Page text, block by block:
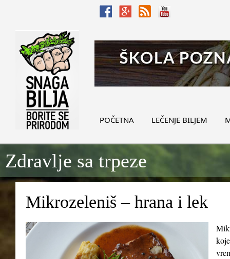
POČETNA LEČENJE BILJEM
Zdravlje sa trpeze
Mikrozeleniš – hrana i lek